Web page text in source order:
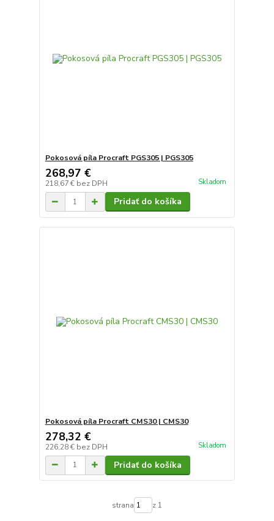
Pokosová píla Procraft PGS305 | PGS305
268,97 €
218,67 € bez DPH Skladom
Pridať do košíka
Pokosová píla Procraft CMS30 | CMS30
278,32 €
226,28 € bez DPH Skladom
Pridať do košíka
strana z 1